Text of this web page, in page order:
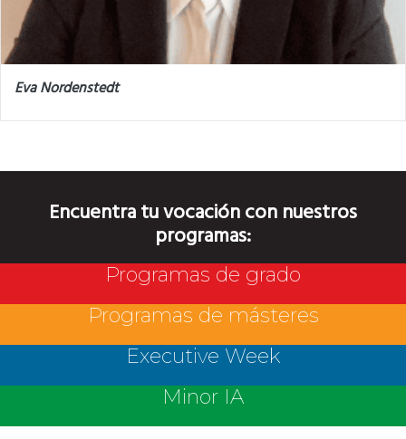
Eva Nordenstedt
Encuentra tu vocación con nuestros
programas:
Programas de grado
Programas de másteres
Executive Week
Minor IA